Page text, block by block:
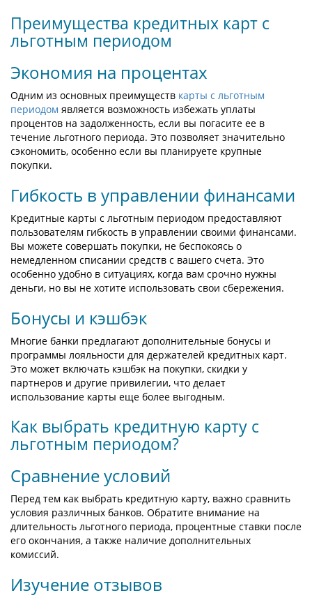
Преимущества кредитных карт с
льготным периодом
Экономия на процентах
Одним из основных преимуществ карты с льготным
периодом является возможность избежать уплаты
процентов на задолженность, если вы погасите ее в
течение льготного периода. Это позволяет значительно
сэкономить, особенно если вы планируете крупные
покупки.
Гибкость в управлении финансами
Кредитные карты с льготным периодом предоставляют
пользователям гибкость в управлении своими финансами.
Вы можете совершать покупки, не беспокоясь о
немедленном списании средств с вашего счета. Это
особенно удобно в ситуациях, когда вам срочно нужны
деньги, но вы не хотите использовать свои сбережения.
Бонусы и кэшбэк
Многие банки предлагают дополнительные бонусы и
программы лояльности для держателей кредитных карт.
Это может включать кэшбэк на покупки, скидки у
партнеров и другие привилегии, что делает
использование карты еще более выгодным.
Как выбрать кредитную карту с
льготным периодом?
Сравнение условий
Перед тем как выбрать кредитную карту, важно сравнить
условия различных банков. Обратите внимание на
длительность льготного периода, процентные ставки после
его окончания, а также наличие дополнительных
комиссий.
Изучение отзывов